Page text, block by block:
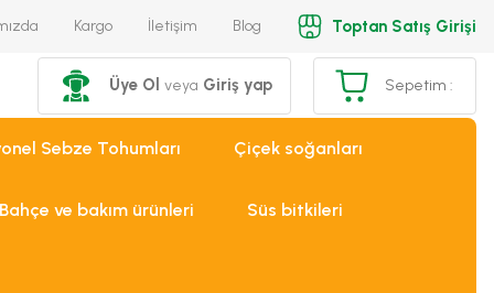
Kargo İletişim Blog Toptan Satış Girişi
Üye Ol veya Giriş yap Sepetim :
Sebze Tohumları Çiçek soğanları
Bahçe ve bakım ürünleri Süs bitkileri